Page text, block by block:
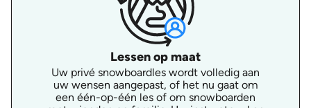
Lessen op maat
Uw privé snowboardles wordt volledig aan
uw wensen aangepast, of het nu gaat om
een één-op-één les of om snowboarden